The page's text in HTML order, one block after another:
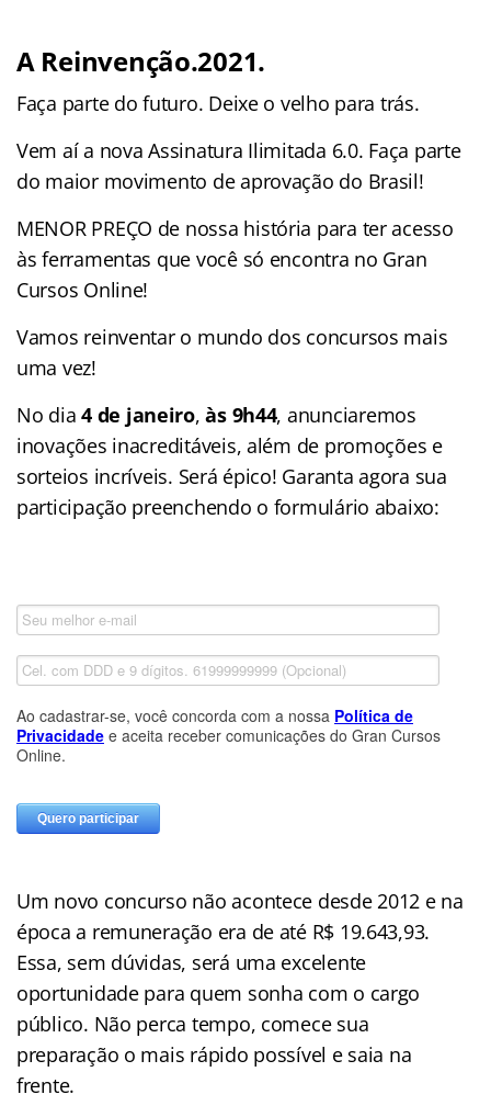
A Reinvenção.2021.
Faça parte do futuro. Deixe o velho para trás.
Vem aí a nova Assinatura Ilimitada 6.0. Faça parte
do maior movimento de aprovação do Brasil!
MENOR PREÇO de nossa história para ter acesso
às ferramentas que você só encontra no Gran
Cursos Online!
Vamos reinventar o mundo dos concursos mais
uma vez!
No dia4 de janeiro,às 9h44, anunciaremos
inovações inacreditáveis, além de promoções e
sorteios incríveis. Será épico! Garanta agora sua
participação preenchendo o formulário abaixo:
Um novo concurso não acontece desde 2012 e na
época a remuneração era de até R$ 19.643,93.
Essa, sem dúvidas, será uma excelente
oportunidade para quem sonha com o cargo
público. Não perca tempo, comece sua
preparação o mais rápido possível e saia na
frente.